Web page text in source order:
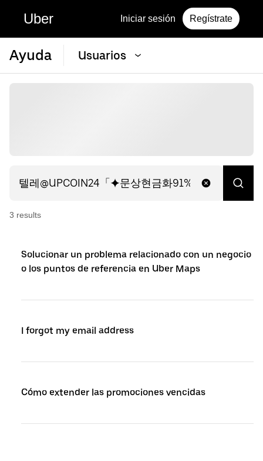
Uber Iniciar sesión Regístrate
Ayuda Usuarios
3 results
Solucionar un problema relacionado con un negocio
o los puntos de referencia en Uber Maps
I forgot my email address
Cómo extender las promociones vencidas